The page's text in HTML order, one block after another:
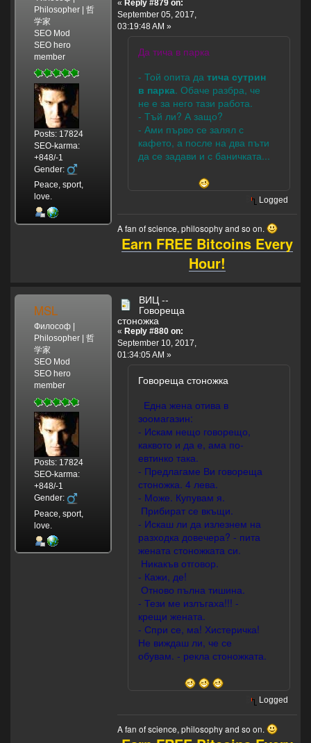
Philosopher | 哲
学家
SEO Mod
SEO hero
member
Posts: 17824
SEO-karma:
+848/-1
Gender:
Peace, sport,
love.
« Reply #879 on:
September 05, 2017,
03:19:48 AM »
Да тича в парка
- Той опита да тича сутрин
в парка. Обаче разбра, че
не е за него тази работа.
- Тъй ли? А защо?
- Ами първо се залял с
кафето, а после на два пъти
да се задави и с баничката...
Logged
A fan of science, philosophy and so on.
Earn FREE Bitcoins Every
Hour!
MSL
Философ |
Philosopher | 哲
学家
SEO Mod
SEO hero
member
Posts: 17824
SEO-karma:
+848/-1
Gender:
Peace, sport,
love.
ВИЦ --
Говореща
стоножка
« Reply #880 on:
September 10, 2017,
01:34:05 AM »
Говореща стоножка
Една жена отива в
зоомагазин:
- Искам нещо говорещо,
каквото и да е, ама по-
евтинко така.
- Предлагаме Ви говореща
стоножка. 4 лева.
- Може. Купувам я.
Прибират се вкъщи.
- Искаш ли да излезнем на
разходка довечера? - пита
жената стоножката си.
Никакъв отговор.
- Кажи, де!
Отново пълна тишина.
- Тези ме излъгаха!!! -
крещи жената.
- Спри се, ма! Хистеричка!
Не виждаш ли, че се
обувам. - рекла стоножката.
Logged
A fan of science, philosophy and so on.